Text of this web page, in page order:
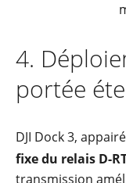
4.
portée
DJI Dock 3,
fixe du relais D-
transmission